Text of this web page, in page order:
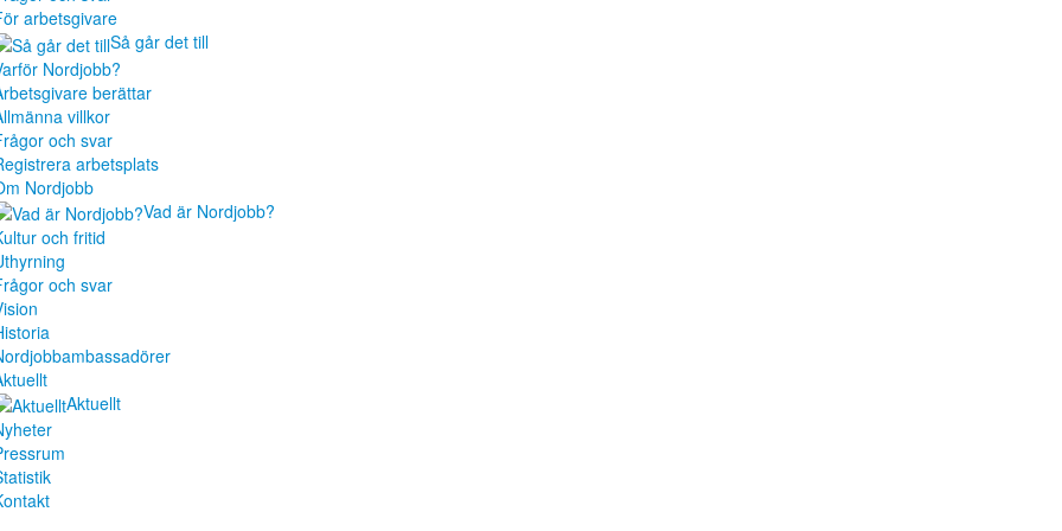
arbetsgivare
Så går det till
Nordjobb?
berättar
villkor
och svar
arbetsplats
Nordjobb
Vad är Nordjobb?
och fritid
och svar
Aktuellt